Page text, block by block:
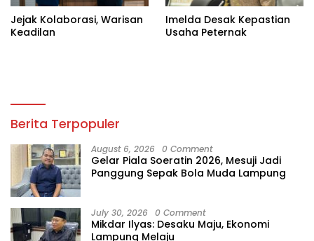
Jejak Kolaborasi, Warisan
Keadilan
Imelda Desak Kepastian
Usaha Peternak
Berita Terpopuler
August 6, 2026 0 Comment
Gelar Piala Soeratin 2026, Mesuji Jadi
Panggung Sepak Bola Muda Lampung
July 30, 2026 0 Comment
Mikdar Ilyas: Desaku Maju, Ekonomi
Lampung Melaju